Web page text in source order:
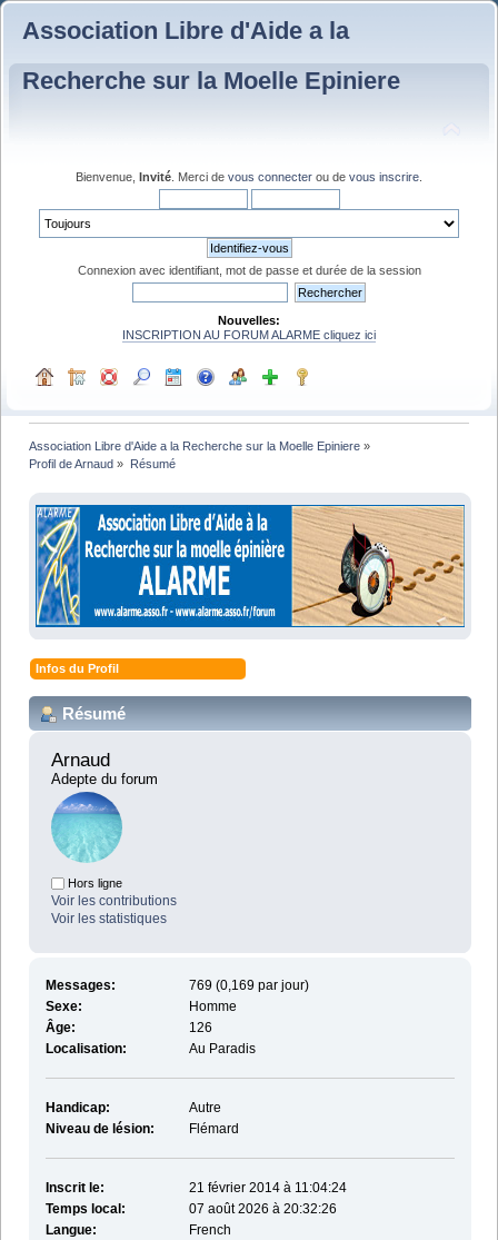
Association Libre d'Aide a la
Recherche sur la Moelle Epiniere
Bienvenue, Invité . Merci de vous connecter ou de vous inscrire
Connexion avec identifiant, mot de passe et durée de la session
Nouvelles:
INSCRIPTION AU FORUM ALARME cliquez ici
Association Libre d'Aide a la Recherche sur la Moelle Epiniere »
Profil de Arnaud » Résumé
Infos du Profil
Résumé
Arnaud
Adepte du forum
Hors ligne
Voir les contributions
Voir les statistiques
Messages:
769 (0,169 par jour)
Sexe:
Homme
Âge:
126
Localisation:
Au Paradis
Handicap:
Autre
Niveau de lésion:
Flémard
Inscrit le:
21 février 2014 à 11:04:24
Temps local:
07 août 2026 à 20:32:26
Langue:
French